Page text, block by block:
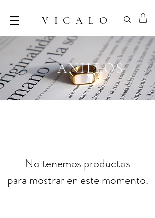
VICALO
ANILLOS
No tenemos productos
para mostrar en este momento.